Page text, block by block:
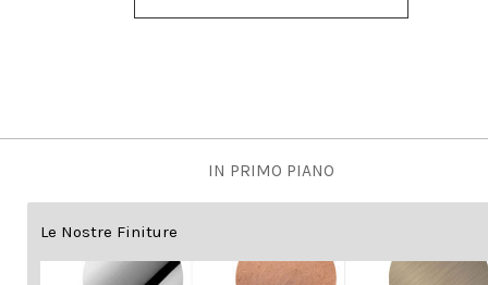
IN PRIMO PIANO
Le Nostre Finiture